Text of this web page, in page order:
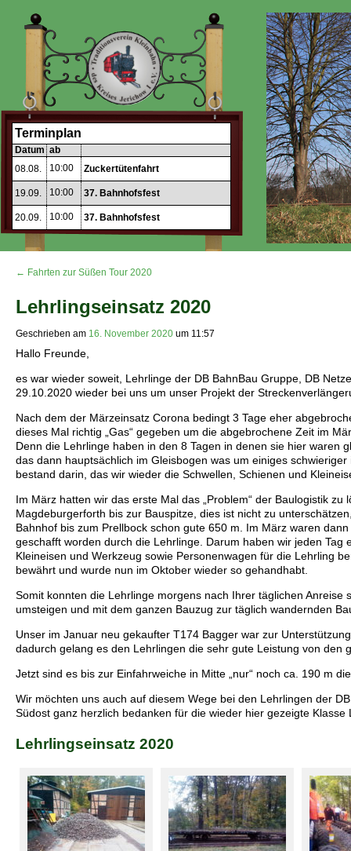
Terminplan
Datum ab
08.08.
10:00 Zuckertütenfahrt
19.09. 10:00 37. Bahnhofsfest
20.09. 10:00 37. Bahnhofsfest
← Fahrten zur Süßen Tour 2020
Lehrlingseinsatz 2020
Geschrieben am 16. November 2020 um 11:57
Hallo Freunde,
es war wieder soweit, Lehrlinge der DB BahnBau Gruppe, DB
29.10.2020 wieder bei uns um unser Projekt der
Nach dem der Märzeinsatz Corona bedingt 3 Tage eher
dieses Mal richtig „Gas“ gegeben um die abgebrochene Zeit im
Denn die Lehrlinge haben in den 8 Tagen in denen sie hier waren
das dann hauptsächlich im Gleisbogen was um einiges
bestand darin, das wir wieder die Schwellen, Schienen und
Im März hatten wir das erste Mal das „Problem“ der Baulogistik
Magdeburgerforth bis zur Bauspitze, dies ist nicht zu
Bahnhof bis zum Prellbock schon gute 650 m. Im März waren
geschafft worden durch die Lehrlinge. Darum haben wir jeden Tag
Kleineisen und Werkzeug sowie Personenwagen für die Lehrling
bewährt und wurde nun im Oktober wieder so gehandhabt.
Somit konnten die Lehrlinge morgens nach Ihrer täglichen Anreise
umsteigen und mit dem ganzen Bauzug zur täglich wandernden
Unser im Januar neu gekaufter T174 Bagger war zur
dadurch gelang es den Lehrlingen die sehr gute Leistung von den
Jetzt sind es bis zur Einfahrweiche in Mitte „nur“ noch ca. 190 m
Wir möchten uns auch auf diesem Wege bei den Lehrlingen der
Südost ganz herzlich bedanken für die wieder hier gezeigte Klasse
Lehrlingseinsatz 2020